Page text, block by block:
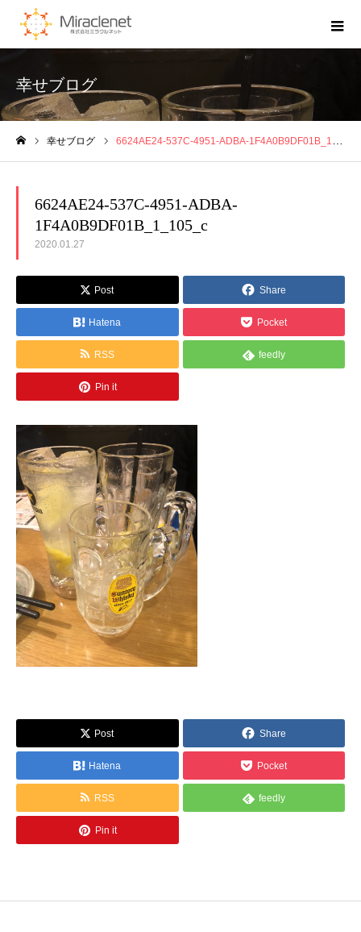
幸せブログ
幸せブログ 6624AE24-537C-4951-ADBA-1F4A0B9DF01B_1_105_c
6624AE24-537C-4951-ADBA-
1F4A0B9DF01B_1_105_c
2020.01.27
Post Share
Hatena Pocket
RSS feedly
Pin it
Post Share
Hatena Pocket
RSS feedly
Pin it